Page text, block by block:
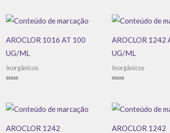
AROCLOR 1016 AT 100
UG/ML
Inorgânicos
5
AROCLOR 1242
UG/ML
Inorgânicos
5
AROCLOR 1242 AROCLOR 1242